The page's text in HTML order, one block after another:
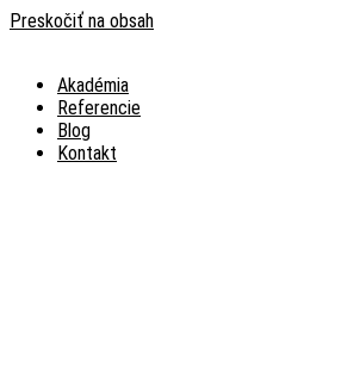
Preskočiť na obsah
Akadémia
Referencie
Blog
Kontakt